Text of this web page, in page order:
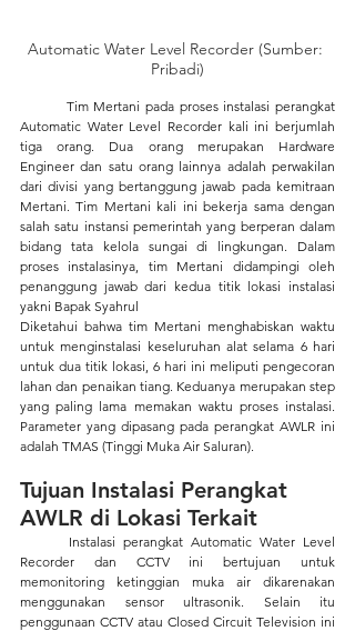
Automatic Water Level Recorder (Sumber:
Pribadi)
Automatic Water Level Recorder kali ini berjumlah
tiga orang. Dua orang merupakan Hardware
Engineer dan satu orang lainnya adalah perwakilan
dari divisi yang bertanggung jawab pada kemitraan
Mertani. Tim Mertani kali ini bekerja sama dengan
salah satu instansi pemerintah yang berperan dalam
bidang tata kelola sungai di lingkungan. Dalam
proses instalasinya, tim Mertani didampingi oleh
penanggung jawab dari kedua titik lokasi instalasi
yakni Bapak Syahrul
Diketahui bahwa tim Mertani menghabiskan waktu
untuk menginstalasi keseluruhan alat selama 6 hari
untuk dua titik lokasi, 6 hari ini meliputi pengecoran
lahan dan penaikan tiang. Keduanya merupakan step
yang paling lama memakan waktu proses instalasi.
Parameter yang dipasang pada perangkat AWLR ini
adalah TMAS (Tinggi Muka Air Saluran).
Tujuan Instalasi Perangkat
AWLR di Lokasi Terkait
Recorder dan CCTV ini bertujuan untuk
memonitoring ketinggian muka air dikarenakan
menggunakan sensor ultrasonik. Selain itu
penggunaan CCTV atau Closed Circuit Television ini